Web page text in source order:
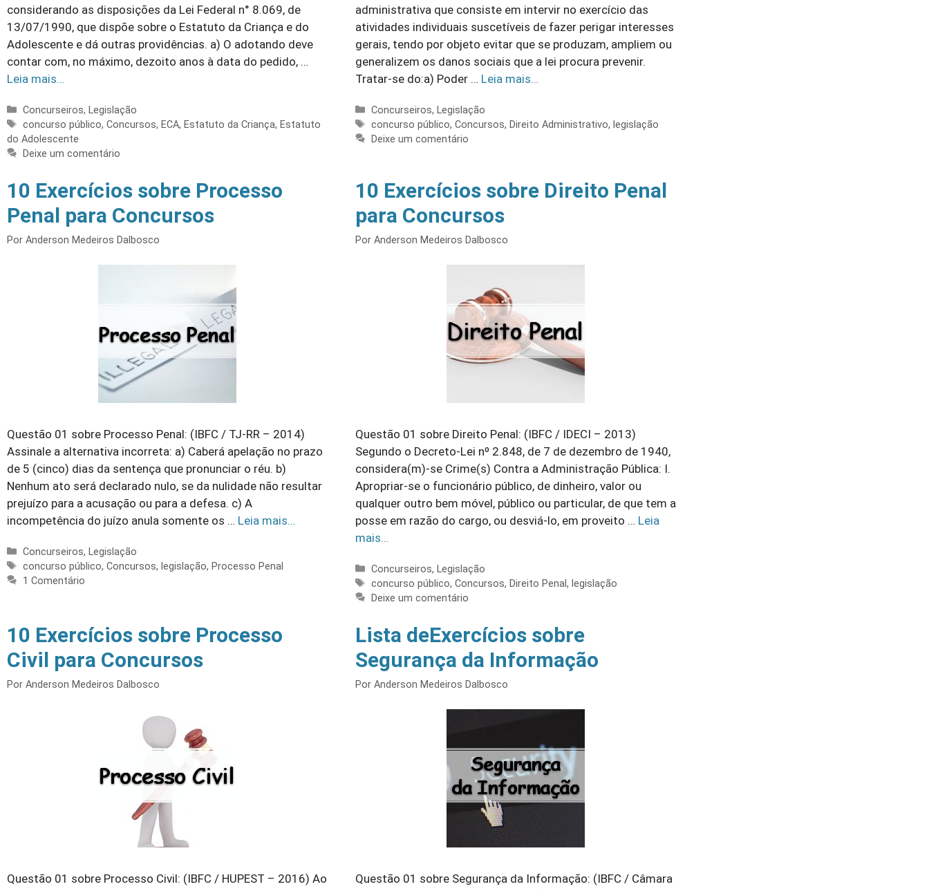
considerando as disposições da Lei Federal n° 8.069, de
13/07/1990, que dispõe sobre o Estatuto da Criança e do
Adolescente e dá outras providências. a) O adotando deve
contar com, no máximo, dezoito anos à data do pedido, …
Leia mais…
Categorias
Concurseiros, Legislação
Tags
concurso público,Concursos, ECA, Estatuto da Criança, Estatuto
do Adolescente
Deixe um comentário
administrativa que consiste em intervir no exercício das
atividades individuais suscetíveis de fazer perigar interesses
gerais, tendo por objeto evitar que se produzam, ampliem ou
generalizem os danos sociais que a lei procura prevenir.
Tratar-se do:a) Poder … Leia mais…
Categorias
Concurseiros, Legislação
Tags
concurso público,Concursos, Direito Administrativo, legislação
Deixe um comentário
10 Exercícios sobre Processo
Penal para Concursos
Por Anderson Medeiros Dalbosco
Questão 01 sobre Processo Penal: (IBFC / TJ-RR – 2014)
Assinale a alternativa incorreta: a) Caberá apelação no prazo
de 5 (cinco) dias da sentença que pronunciar o réu. b)
Nenhum ato será declarado nulo, se da nulidade não resultar
prejuízo para a acusação ou para a defesa. c) A
incompetência do juízo anula somente os … Leia mais…
Categorias
Concurseiros, Legislação
Tags
concurso público,Concursos, legislação, Processo Penal
1 Comentário
10 Exercícios sobre Direito Penal
para Concursos
Por Anderson Medeiros Dalbosco
Questão 01 sobre Direito Penal: (IBFC / IDECI – 2013)
Segundo o Decreto-Lei nº 2.848, de 7 de dezembro de 1940,
considera(m)-se Crime(s) Contra a Administração Pública: I.
Apropriar-se o funcionário público, de dinheiro, valor ou
qualquer outro bem móvel, público ou particular, de que tem a
posse em razão do cargo, ou desviá-lo, em proveito … Leia
mais…
Categorias
Concurseiros, Legislação
Tags
concurso público,Concursos, Direito Penal, legislação
Deixe um comentário
10 Exercícios sobre Processo
Civil para Concursos
Por Anderson Medeiros Dalbosco
Questão 01 sobre Processo Civil: (IBFC / HUPEST – 2016) Ao
Lista deExercícios sobre
Segurança da Informação
Por Anderson Medeiros Dalbosco
Questão 01 sobre Segurança da Informação: (IBFC / Câmara